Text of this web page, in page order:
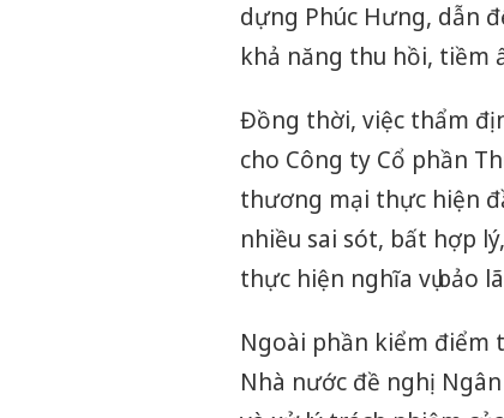
dựng Phúc Hưng, dẫn
khả năng thu hồi, tiềm
Đồng thời, việc thẩm
cho Công ty Cổ phần
thương mại thực hiện
nhiều sai sót, bất hợp
thực hiện nghĩa vụ bảo
Ngoài phần kiểm điểm
Nhà nước đề nghị